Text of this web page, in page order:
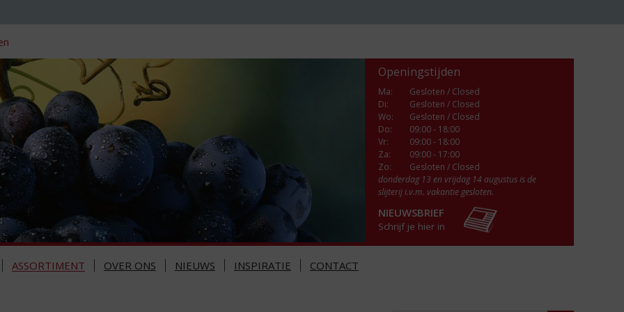
Openingstijden
Ma:
Gesloten / Closed
Di:
Gesloten / Closed
Wo:
Gesloten / Closed
Do:
09:00 - 18:00
Vr:
09:00 - 18:00
Za:
09:00 - 17:00
Zo:
Gesloten / Closed
donderdag 13 en vrijdag 14 augustus is de
slijterij i.v.m. vakantie gesloten.
NIEUWSBRIEF
Schrijf je hier in
ASSORTIMENT OVER ONS NIEUWS INSPIRATIE CONTACT